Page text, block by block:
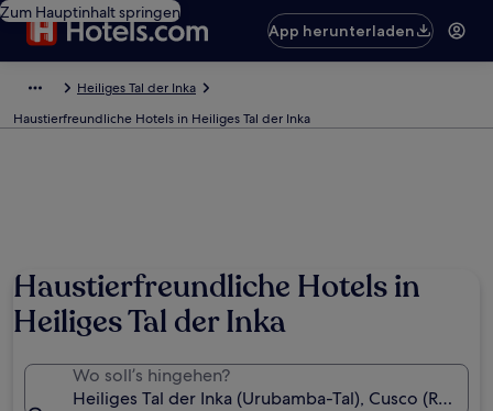
Zum Hauptinhalt springen
App herunterladen
Heiliges Tal der Inka
Haustierfreundliche Hotels in Heiliges Tal der Inka
Haustierfreundliche Hotels in
Heiliges Tal der Inka
Wo soll’s hingehen?
Heiliges Tal der Inka (Urubamba-Tal), Cusco